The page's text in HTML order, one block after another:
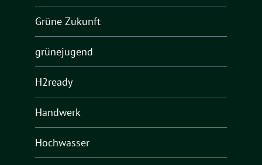
Grüne Zukunft
grünejugend
H2ready
Handwerk
Hochwasser